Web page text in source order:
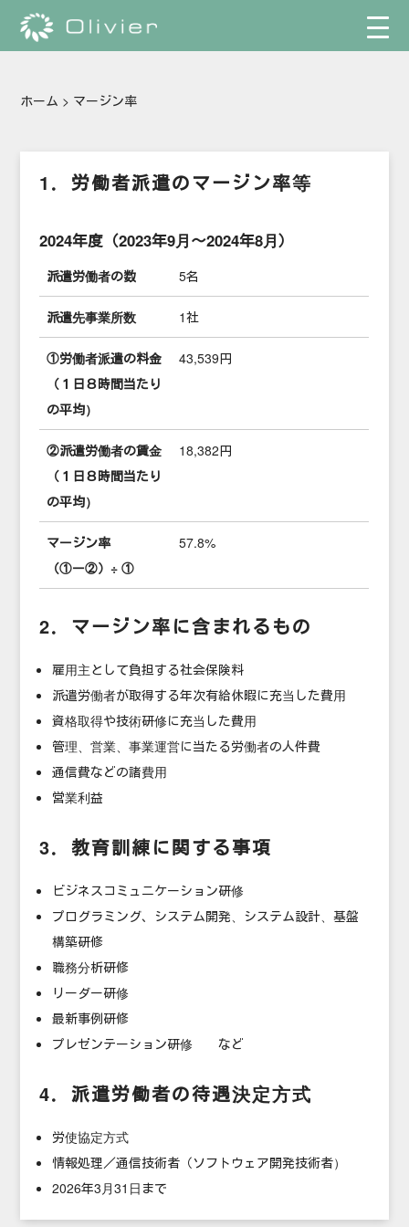
ホーム > マージン率
1．労働者派遣のマージン率等
2024年度（2023年9月～2024年8月）
派遣労働者の数 5名
派遣先事業所数 1社
①労働者派遣の料金
（１日８時間当たり
の平均）
43,539円
②派遣労働者の賃金
（１日８時間当たり
の平均）
18,382円
マージン率
（①ー②）÷ ①
57.8%
2．マージン率に含まれるもの
雇用主として負担する社会保険料
派遣労働者が取得する年次有給休暇に充当した費用
資格取得や技術研修に充当した費用
管理、営業、事業運営に当たる労働者の人件費
通信費などの諸費用
営業利益
3．教育訓練に関する事項
ビジネスコミュニケーション研修
プログラミング、システム開発、システム設計、基盤
構築研修
職務分析研修
リーダー研修
最新事例研修
プレゼンテーション研修 など
4．派遣労働者の待遇決定方式
労使協定方式
情報処理／通信技術者（ソフトウェア開発技術者）
2026年3月31日まで